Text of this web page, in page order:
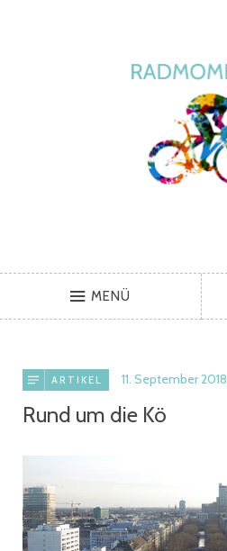
MENÜ
ARTIKEL 11. September 2018
Rund um die Kö